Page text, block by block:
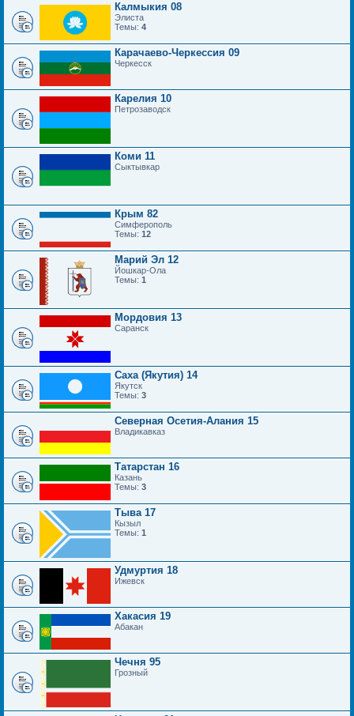
Калмыкия 08
Элиста
Темы: 4
Карачаево-Черкессия 09
Черкесск
Карелия 10
Петрозаводск
Коми 11
Сыктывкар
Крым 82
Симферополь
Темы: 12
Марий Эл 12
Йошкар-Ола
Темы: 1
Мордовия 13
Саранск
Саха (Якутия) 14
Якутск
Темы: 3
Северная Осетия-Алания 15
Владикавказ
Татарстан 16
Казань
Темы: 3
Тыва 17
Кызыл
Темы: 1
Удмуртия 18
Ижевск
Хакасия 19
Абакан
Чечня 95
Грозный